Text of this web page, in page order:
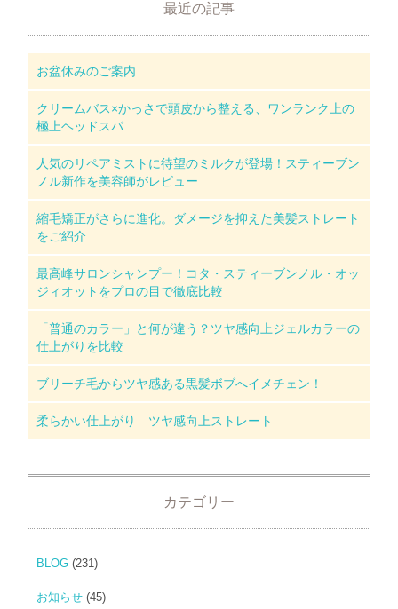
最近の記事
お盆休みのご案内
クリームバス×かっさで頭皮から整える、ワンランク上の
極上ヘッドスパ
人気のリペアミストに待望のミルクが登場！スティーブン
ノル新作を美容師がレビュー
縮毛矯正がさらに進化。ダメージを抑えた美髪ストレート
をご紹介
最高峰サロンシャンプー！コタ・スティーブンノル・オッ
ジィオットをプロの目で徹底比較
「普通のカラー」と何が違う？ツヤ感向上ジェルカラーの
仕上がりを比較
ブリーチ毛からツヤ感ある黒髪ボブへイメチェン！
柔らかい仕上がり ツヤ感向上ストレート
カテゴリー
BLOG (231)
お知らせ (45)